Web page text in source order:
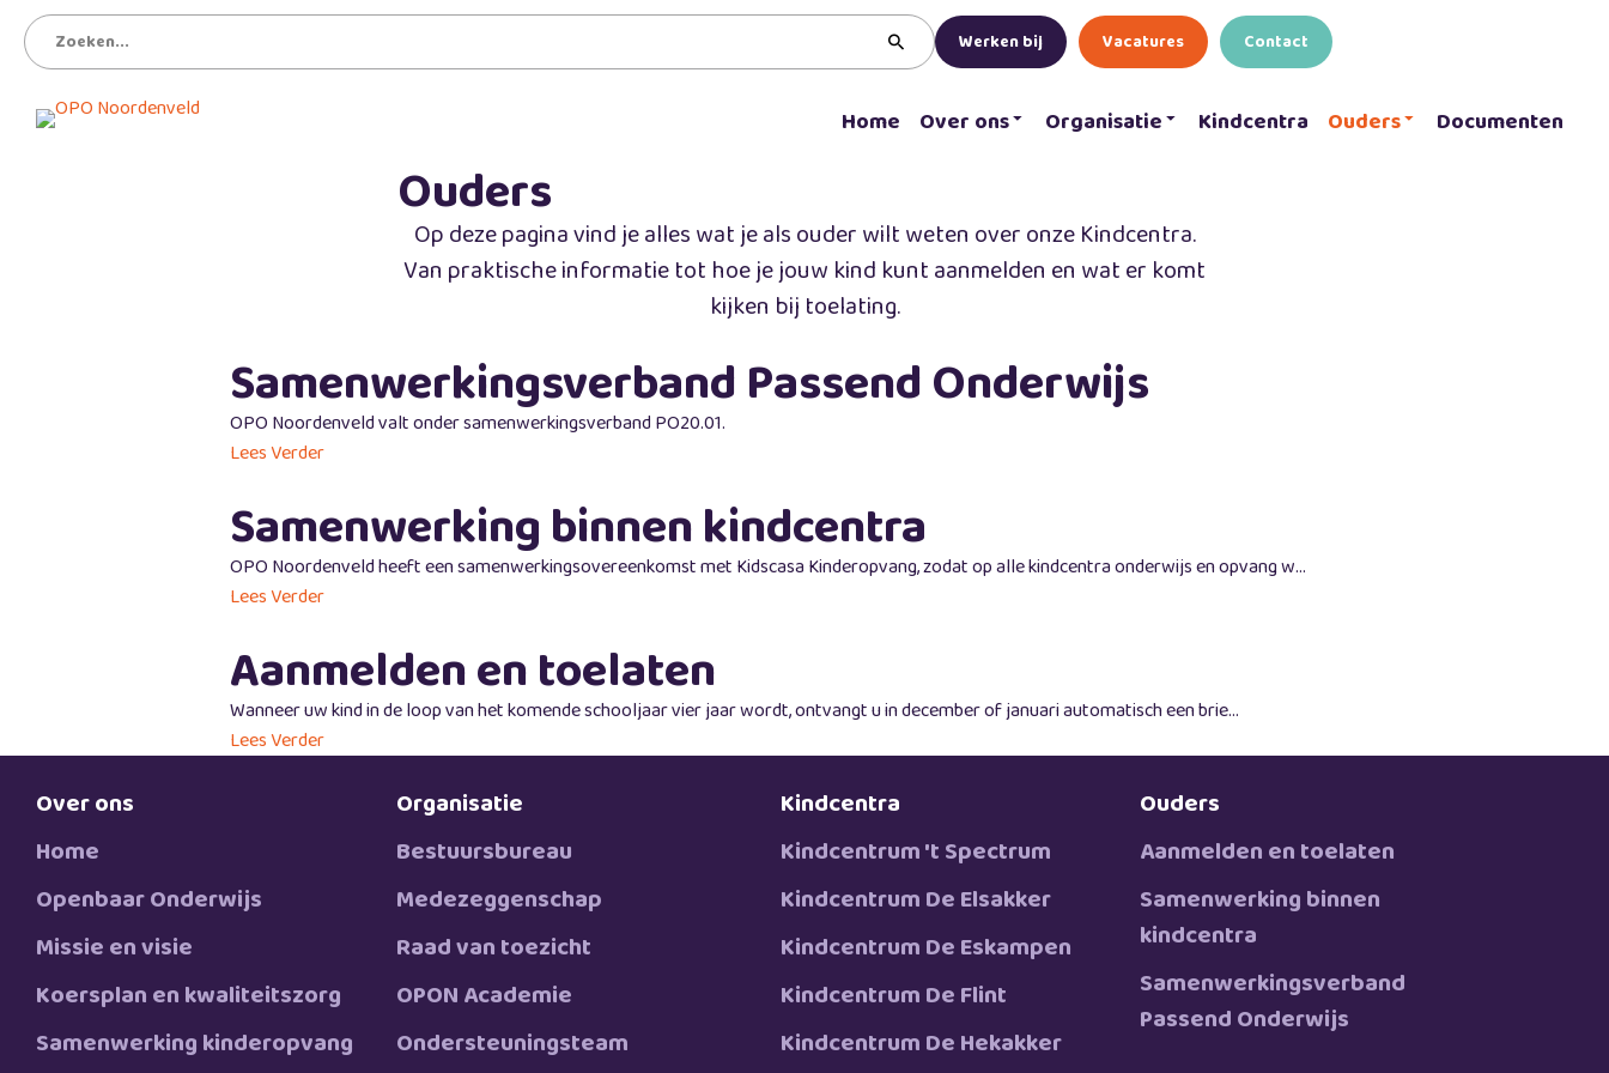
Werken bij Vacatures Contact
Home Over ons Organisatie Kindcentra Ouders Documenten
Ouders
Op deze pagina vind je alles wat je als ouder wilt weten over onze Kindcentra.
Van praktische informatie tot hoe je jouw kind kunt aanmelden en wat er komt
kijken bij toelating.
Samenwerkingsverband Passend Onderwijs
OPO Noordenveld valt onder samenwerkingsverband PO20.01.
Lees Verder
Samenwerking binnen kindcentra
OPO Noordenveld heeft een samenwerkingsovereenkomst met Kidscasa Kinderopvang, zodat op alle kindcentra onderwijs en opvang w...
Lees Verder
Aanmelden en toelaten
Wanneer uw kind in de loop van het komende schooljaar vier jaar wordt, ontvangt u in december of januari automatisch een brie...
Lees Verder
Over ons
Home
Openbaar Onderwijs
Missie en visie
Koersplan en kwaliteitszorg
Samenwerking kinderopvang
Organisatie
Bestuursbureau
Medezeggenschap
Raad van toezicht
OPON Academie
Ondersteuningsteam
Kindcentra
Kindcentrum 't Spectrum
Kindcentrum De Elsakker
Kindcentrum De Eskampen
Kindcentrum De Flint
Kindcentrum De Hekakker
Ouders
Aanmelden en toelaten
Samenwerking binnen
kindcentra
Samenwerkingsverband
Passend Onderwijs